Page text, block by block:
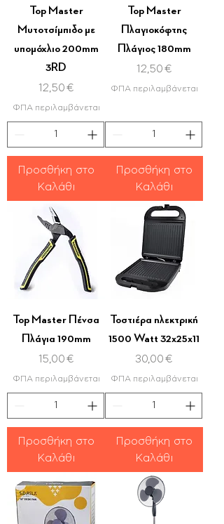
Top Master
Μυτοτσίμπιδο με
υπομόχλιο 200mm
3RD
Τιμή
12,50 €
ΦΠΑ περιλαμβάνεται
Προσθήκη στο
Καλάθι
Top Master
Πλαγιοκόφτης
Πλάγιος 180mm
Τιμή
12,50 €
ΦΠΑ περιλαμβάνεται
Προσθήκη στο
Καλάθι
Top Master Πένσα
Πλάγια 190mm
Τιμή
15,00 €
ΦΠΑ περιλαμβάνεται
Προσθήκη στο
Καλάθι
Τοστιέρα ηλεκτρική
1500 Watt 32x25x11
Τιμή
30,00 €
ΦΠΑ περιλαμβάνεται
Προσθήκη στο
Καλάθι